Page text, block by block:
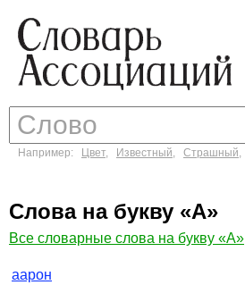
Например: Цвет, Известный, Страшный,
Слова на букву «А»
Все словарные слова на букву «А»
аарон